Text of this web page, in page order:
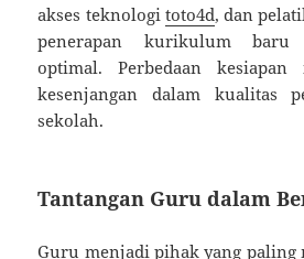
akses teknologi toto4d, dan
penerapan kurikulum baru
optimal. Perbedaan
kesenjangan dalam kualitas
sekolah.
Tantangan Guru dalam
Guru menjadi pihak yang paling